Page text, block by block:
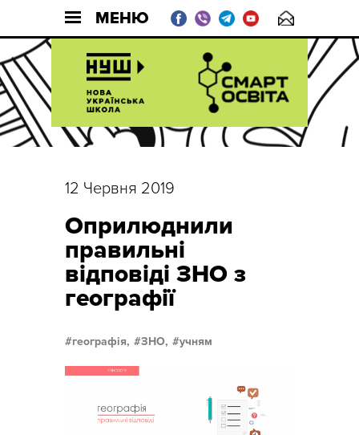
МЕНЮ
12 Червня 2019
Оприлюднили
правильні
відповіді ЗНО з
географії
географія, ЗНО, учням